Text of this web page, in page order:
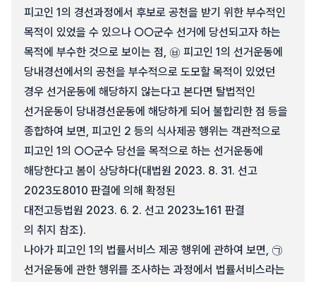
피고인 1의 경선과정에서 후보로 공천을 받기 위한 부수적인
목적이 있었을 수 있으나 ○○군수 선거에 당선되고자 하는
목적에 부수한 것으로 보이는 점, ㉥ 피고인 1의 선거운동에
당내경선에서의 공천을 부수적으로 도모할 목적이 있었던
경우 선거운동에 해당하지 않는다고 본다면 탈법적인
선거운동이 당내경선운동에 해당하게 되어 불합리한 점 등을
종합하여 보면, 피고인 2 등의 식사제공 행위는 객관적으로
피고인 1의 ○○군수 당선을 목적으로 하는 선거운동에
해당한다고 봄이 상당하다(대법원 2023. 8. 31. 선고
2023도8010 판결에 의해 확정된
대전고등법원 2023. 6. 2. 선고 2023노161 판결
의 취지 참조).
나아가 피고인 1의 법률서비스 제공 행위에 관하여 보면, ㉠
선거운동에 관한 행위를 조사하는 과정에서 법률서비스라는